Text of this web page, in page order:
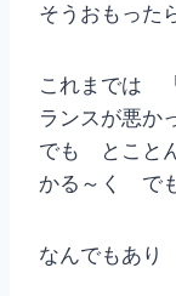
そうおもった
これまでは
ランスが悪か
でも とこと
かる～く で
なんでもあ